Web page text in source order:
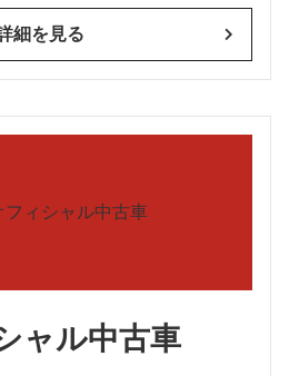
細を見る
ャル中古車